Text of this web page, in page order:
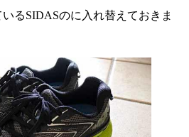
るSIDASのに入れ替えておきま